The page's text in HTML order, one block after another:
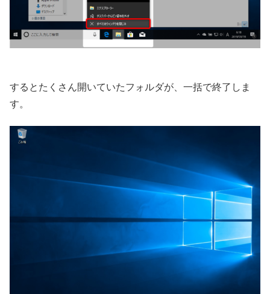
するとたくさん開いていたフォルダが、一括で終了しま
す。